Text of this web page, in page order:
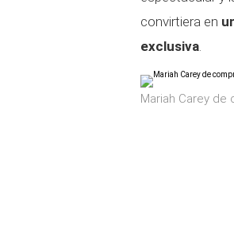
convirtiera en
exclusiva.
Mariah Carey de